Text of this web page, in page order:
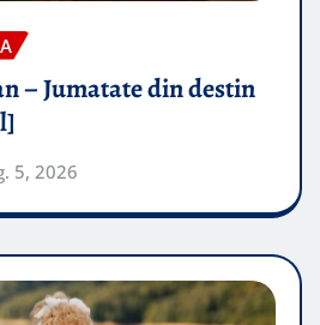
– Jumatate din destin
5, 2026